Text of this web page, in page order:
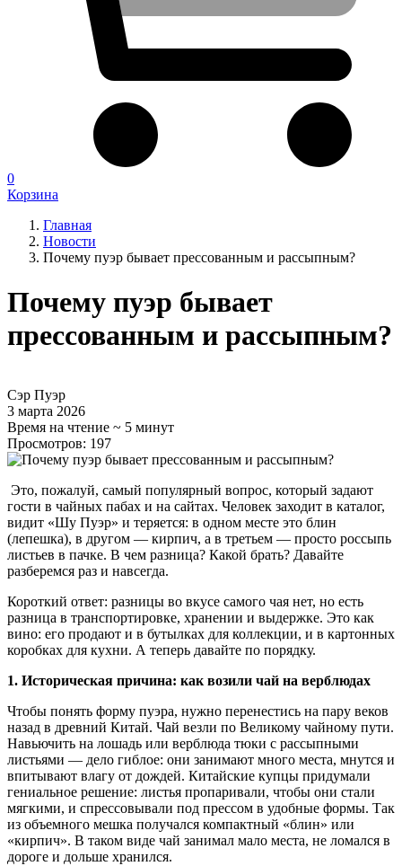
0
Корзина
Главная
Новости
Почему пуэр бывает прессованным и рассыпным?
Почему пуэр бывает
прессованным и рассыпным?
Сэр Пуэр
3 марта 2026
Время на чтение ~ 5 минут
Просмотров: 197
Это, пожалуй, самый популярный вопрос, который задают
гости в чайных пабах и на сайтах. Человек заходит в каталог,
видит «Шу Пуэр» и теряется: в одном месте это блин
(лепешка), в другом — кирпич, а в третьем — просто россыпь
листьев в пачке. В чем разница? Какой брать? Давайте
разберемся раз и навсегда.
Короткий ответ: разницы во вкусе самого чая нет, но есть
разница в транспортировке, хранении и выдержке. Это как
вино: его продают и в бутылках для коллекции, и в картонных
коробках для кухни. А теперь давайте по порядку.
1. Историческая причина: как возили чай на верблюдах
Чтобы понять форму пуэра, нужно перенестись на пару веков
назад в древний Китай. Чай везли по Великому чайному пути.
Навьючить на лошадь или верблюда тюки с рассыпными
листьями — дело гиблое: они занимают много места, мнутся и
впитывают влагу от дождей. Китайские купцы придумали
гениальное решение: листья пропаривали, чтобы они стали
мягкими, и спрессовывали под прессом в удобные формы. Так
из объемного мешка получался компактный «блин» или
«кирпич». В таком виде чай занимал мало места, не ломался в
дороге и дольше хранился.